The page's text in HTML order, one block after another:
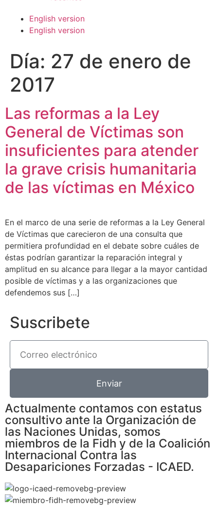
English version
English version
Día: 27 de enero de
2017
Las reformas a la Ley
General de Víctimas son
insuficientes para atender
la grave crisis humanitaria
de las víctimas en México
En el marco de una serie de reformas a la Ley General
de Víctimas que carecieron de una consulta que
permitiera profundidad en el debate sobre cuáles de
éstas podrían garantizar la reparación integral y
amplitud en su alcance para llegar a la mayor cantidad
posible de víctimas y a las organizaciones que
defendemos sus […]
Suscribete
Enviar
Actualmente contamos con estatus
consultivo ante la Organización de
las Naciones Unidas, somos
miembros de la Fidh y de la Coalición
Internacional Contra las
Desapariciones Forzadas - ICAED.